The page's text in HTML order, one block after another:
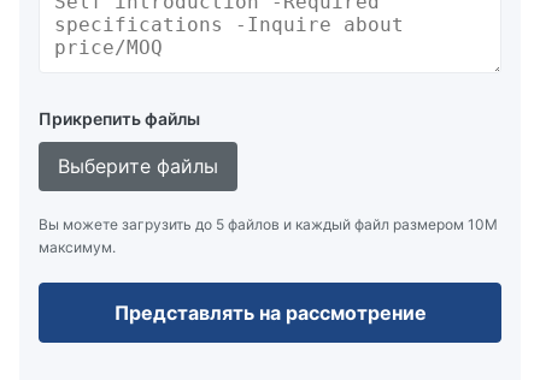
Прикрепить файлы
Выберите файлы
Вы можете загрузить до 5 файлов и каждый файл размером 10M
максимум.
Представлять на рассмотрение